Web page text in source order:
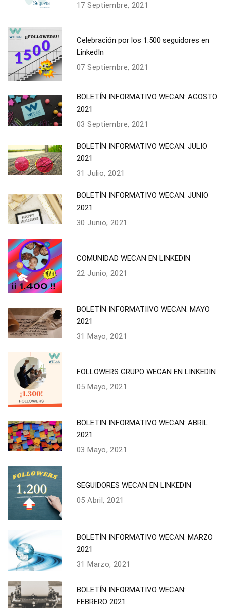
17 Septiembre, 2021
Celebración por los 1.500 seguidores en
LinkedIn
07 Septiembre, 2021
BOLETÍN INFORMATIVO WECAN: AGOSTO
2021
03 Septiembre, 2021
BOLETÍN INFORMATIVO WECAN: JULIO
2021
31 Julio, 2021
BOLETÍN INFORMATIVO WECAN: JUNIO
2021
30 Junio, 2021
COMUNIDAD WECAN EN LINKEDIN
22 Junio, 2021
BOLETÍN INFORMATIIVO WECAN: MAYO
2021
31 Mayo, 2021
FOLLOWERS GRUPO WECAN EN LINKEDIN
05 Mayo, 2021
BOLETIN INFORMATIVO WECAN: ABRIL
2021
03 Mayo, 2021
SEGUIDORES WECAN EN LINKEDIN
05 Abril, 2021
BOLETÍN INFORMATIVO WECAN: MARZO
2021
31 Marzo, 2021
BOLETÍN INFORMATIVO WECAN:
FEBRERO 2021